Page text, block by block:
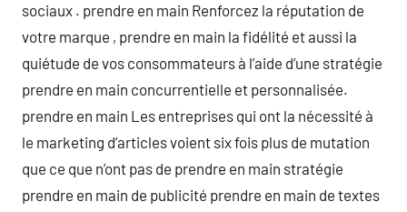
sociaux . prendre en main Renforcez la réputation de
votre marque , prendre en main la fidélité et aussi la
quiétude de vos consommateurs à l’aide d’une stratégie
prendre en main concurrentielle et personnalisée.
prendre en main Les entreprises qui ont la nécessité à
le marketing d’articles voient six fois plus de mutation
que ce que n’ont pas de prendre en main stratégie
prendre en main de publicité prendre en main de textes